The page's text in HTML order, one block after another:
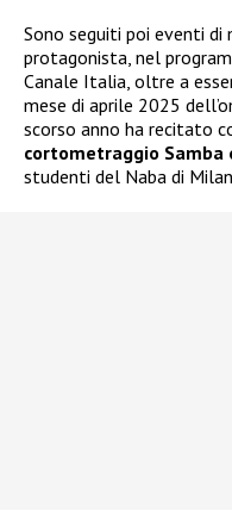
Sono seguiti poi eventi di
protagonista, nel
Canale Italia, oltre a
mese di aprile 2025
scorso anno ha recitato
cortometraggio Samba
studenti del Naba di